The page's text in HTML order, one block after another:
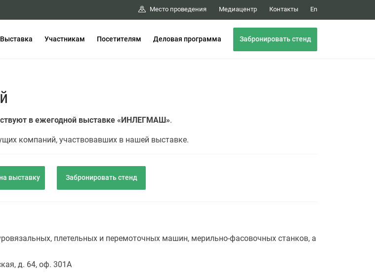
Место проведения Медиацентр Контакты En
Выставка Участникам Посетителям Деловая программа Забронировать стенд
в ежегодной выставке «ИНЛЕГМАШ».
компаний, участвовавших в нашей выставке.
выставку Забронировать стенд
плетельных и перемоточных машин, мерильно-фасовочных станков, а
д. 64, оф. 301А